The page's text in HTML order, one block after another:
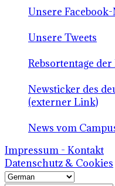
Unsere
Unsere Tweets
Rebsortentage
Newsticker des
(externer Link)
News vom
Impressum - Kontakt
Datenschutz & Cookies